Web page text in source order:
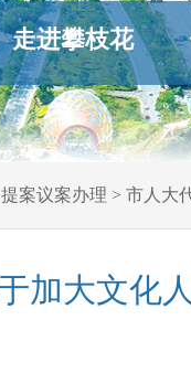
走进攀枝花
提案议案办理 > 市人大
于加大文化